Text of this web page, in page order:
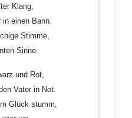
Klang,
in einen Bann.
Stimme,
Sinne.
und Rot,
Vater in Not.
Glück stumm,